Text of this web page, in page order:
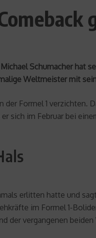
Schumacher hat
Weltmeister mit
Formel 1
sich im Februar bei
erlitten hatte und
im Formel 1-
der vergangenen